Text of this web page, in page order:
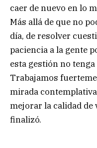
caer de nuevo en lo
Más allá de que no
día, de resolver
paciencia a la gente
esta gestión no
Trabajamos
mirada
mejorar la calidad de
finalizó.